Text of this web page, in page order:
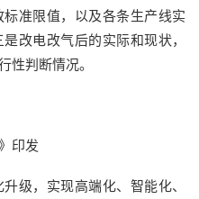
准限值，以及各条生产线实
改电改气后的实际和现状，
性判断情况。
印发
级，实现高端化、智能化、